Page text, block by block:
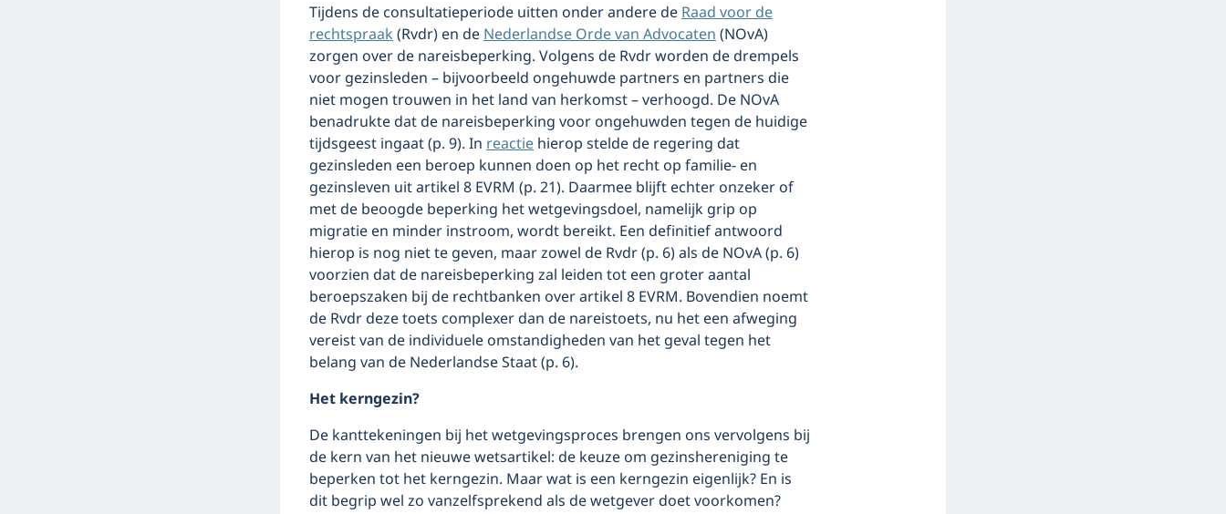
Tijdens de consultatieperiode uitten onder andere deRaad voor de
rechtspraak(Rvdr) en deNederlandse Orde van Advocaten(NOvA)
zorgen over de nareisbeperking. Volgens de Rvdr worden de drempels
voor gezinsleden – bijvoorbeeld ongehuwde partners en partners die
niet mogen trouwen in het land van herkomst – verhoogd. De NOvA
benadrukte dat de nareisbeperking voor ongehuwden tegen de huidige
tijdsgeest ingaat (p. 9). Inreactiehierop stelde de regering dat
gezinsleden een beroep kunnen doen op het recht op familie- en
gezinsleven uit artikel 8 EVRM (p. 21). Daarmee blijft echter onzeker of
met de beoogde beperking het wetgevingsdoel, namelijk grip op
migratie en minder instroom, wordt bereikt. Een definitief antwoord
hierop is nog niet te geven, maar zowel de Rvdr (p. 6) als de NOvA (p. 6)
voorzien dat de nareisbeperking zal leiden tot een groter aantal
beroepszaken bij de rechtbanken over artikel 8 EVRM. Bovendien noemt
de Rvdr deze toets complexer dan de nareistoets, nu het een afweging
vereist van de individuele omstandigheden van het geval tegen het
belang van de Nederlandse Staat (p. 6).
Het kerngezin?
De kanttekeningen bij het wetgevingsproces brengen ons vervolgens bij
de kern van het nieuwe wetsartikel: de keuze om gezinshereniging te
beperken tot het kerngezin. Maar wat is een kerngezin eigenlijk? En is
dit begrip wel zo vanzelfsprekend als de wetgever doet voorkomen?